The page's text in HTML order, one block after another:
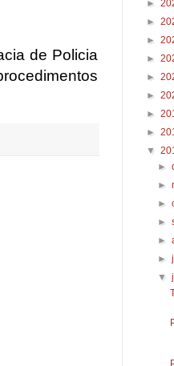
de Policia
►
►
►
►
►
►
►
►
▼
►
►
►
►
►
►
▼